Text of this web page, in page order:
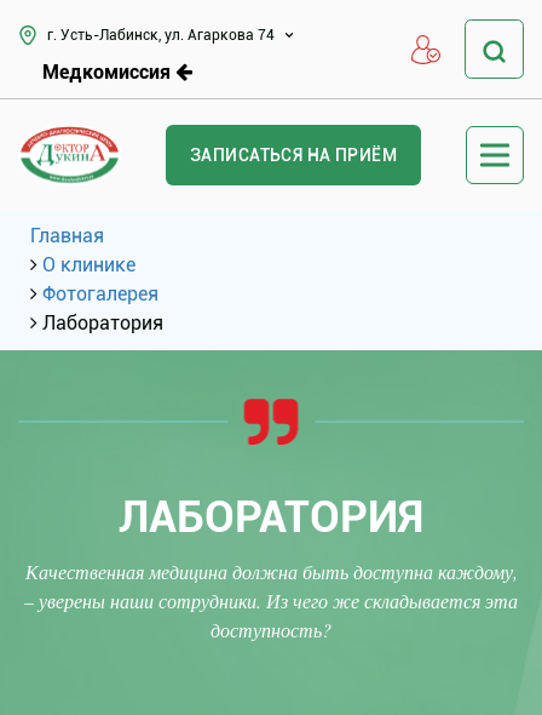
г. Усть-Лабинск, ул. Агаркова 74
Медкомиссия
ЗАПИСАТЬСЯ НА ПРИЁМ
Главная
О клинике
Фотогалерея
Лаборатория
ЛАБОРАТОРИЯ
Качественная медицина должна быть доступна каждому,
– уверены наши сотрудники. Из чего же складывается эта
доступность?